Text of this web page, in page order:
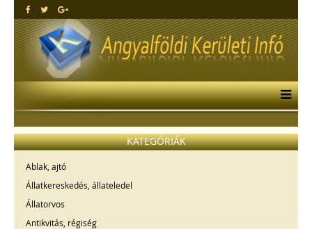
KATEGÓRIÁK
Ablak, ajtó
Állatkereskedés, állateledel
Állatorvos
Antikvitás, régiség